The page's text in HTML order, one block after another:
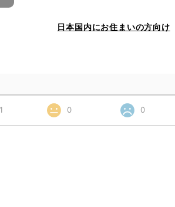
日本国内にお住まいの方向け
0 0